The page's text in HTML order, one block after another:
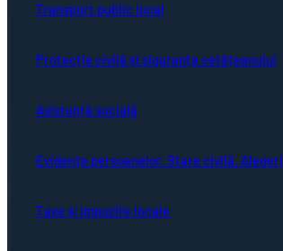
Transport public local
Protecție civilă și siguranța cetățeanului
Asistență socială
Evidența persoanelor. Stare civilă. Alegeri
Taxe și impozite locale